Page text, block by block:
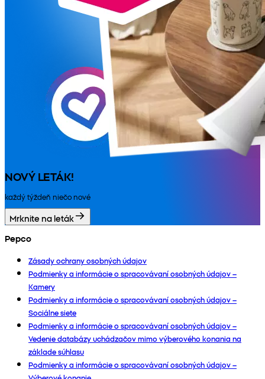
NOVÝ LETÁK!
každý týždeň niečo nové
Mrknite na leták
Pepco
Zásady ochrany osobných údajov
Podmienky a informácie o spracovávaní osobných údajov –
Kamery
Podmienky a informácie o spracovávaní osobných údajov –
Sociálne siete
Podmienky a informácie o spracovávaní osobných údajov –
Vedenie databázy uchádzačov mimo výberového konania na
základe súhlasu
Podmienky a informácie o spracovávaní osobných údajov –